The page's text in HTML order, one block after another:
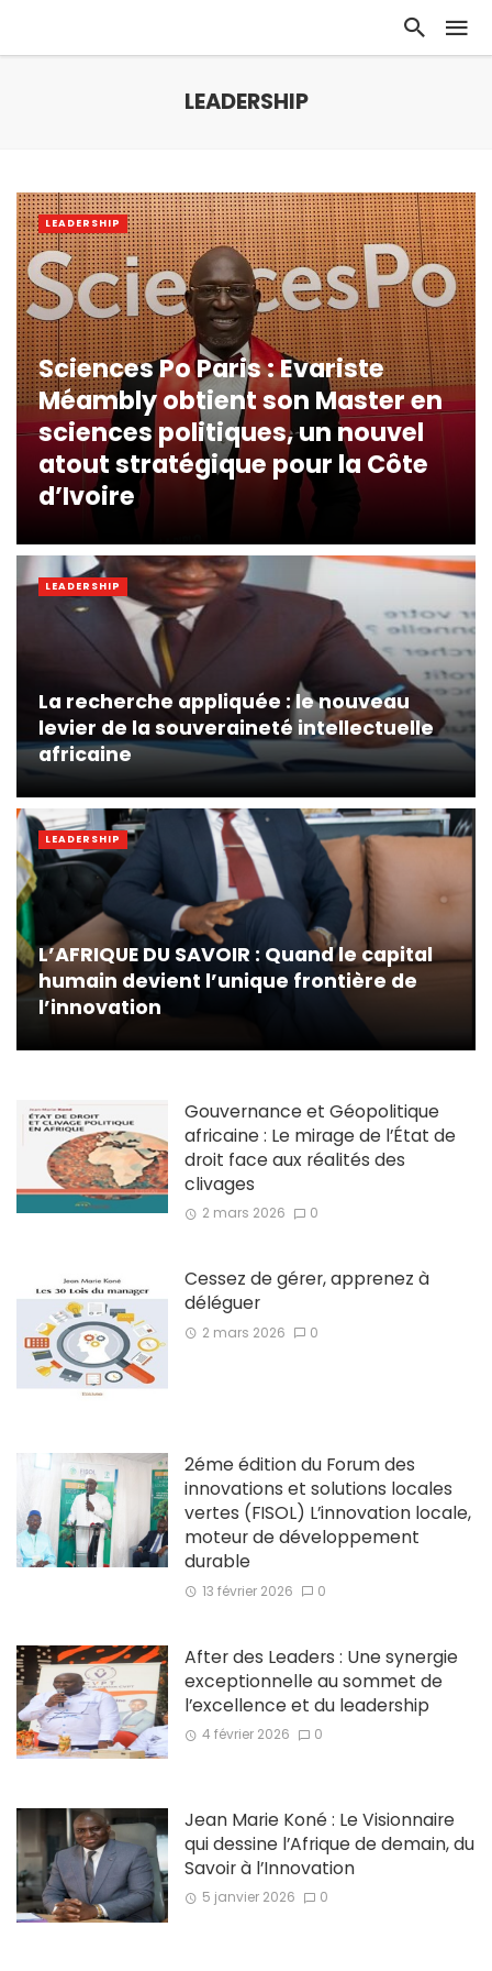
LEADERSHIP
Sciences Po Paris : Evariste
Méambly obtient son Master en
sciences politiques, un nouvel
atout stratégique pour la Côte
d’Ivoire
LEADERSHIP
La recherche appliquée : le nouveau
levier de la souveraineté intellectuelle
africaine
LEADERSHIP
L’AFRIQUE DU SAVOIR : Quand le capital
humain devient l’unique frontière de
l’innovation
LEADERSHIP
Gouvernance et Géopolitique
africaine : Le mirage de l’État de
droit face aux réalités des
clivages
2 mars 2026 0
Cessez de gérer, apprenez à
déléguer
2 mars 2026 0
2éme édition du Forum des
innovations et solutions locales
vertes (FISOL) L’innovation locale,
moteur de développement
durable
13 février 2026 0
After des Leaders : Une synergie
exceptionnelle au sommet de
l’excellence et du leadership
4 février 2026 0
Jean Marie Koné : Le Visionnaire
qui dessine l’Afrique de demain, du
Savoir à l’Innovation
5 janvier 2026 0